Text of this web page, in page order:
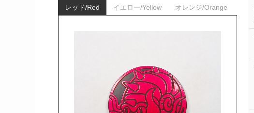
レッド/Red イエロー/Yellow オレンジ/Orange